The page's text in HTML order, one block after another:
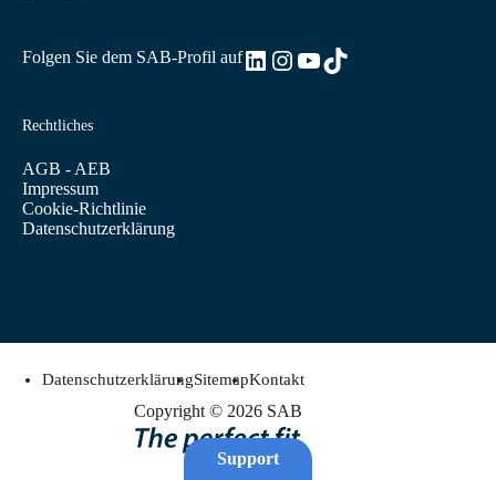
Support
Rechtliches
AGB - AEB
Impressum
Cookie-Richtlinie
Datenschutzerklärung
Folgen Sie dem SAB-Profil aufLinkedIn
Instagram
YouTube
TikTok
Copyright © 2026 SAB
DatenschutzerklärungSitemapKontakt